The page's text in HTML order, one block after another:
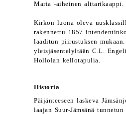
Maria -aiheinen alttarikaappi.
Kirkon luona oleva
rakennettu 1857
laaditun piirustuksen mukaan.
yleisjäsentelyltään C.L.
Hollolan kellotapulia.
Historia
Päijänteeseen laskeva
laajan Suur-Jämsänä